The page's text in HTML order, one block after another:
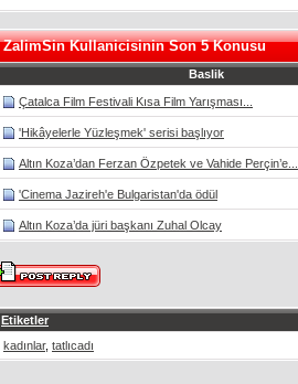
ZalimSin Kullanicisinin Son 5 Konusu
Baslik
Çatalca Film Festivali Kısa Film Yarışması...
'Hikâyelerle Yüzleşmek' serisi başlıyor
Altın Koza’dan Ferzan Özpetek ve Vahide Perçin’e...
'Cinema Jazireh'e Bulgaristan'da ödül
Altın Koza’da jüri başkanı Zuhal Olcay
Etiketler
kadınlar, tatlıcadı